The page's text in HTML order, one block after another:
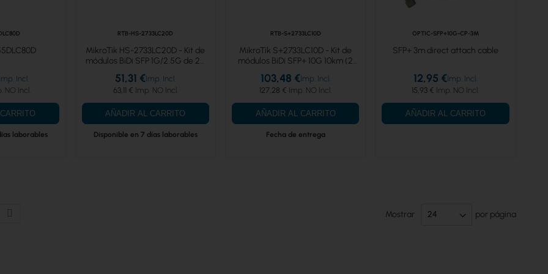
laborables
RTB-HS-2733LC20D
MikroTik HS-2733LC20D - Kit de
módulos BiDi SFP 1G/2.5G de 20
Disponible en 7 días laborables
63,11 €
51,31 €
AÑADIR AL CARRITO
RTB-S+2733LC10D
MikroTik S+2733LC10D - Kit de
módulos BiDi SFP+ 10G 10km (2
Fecha de entrega
127,28 €
103,48 €
AÑADIR AL CARRITO
OPTIC-SFP+10G-CP-3M
SFP+ 3m direct attach cable
15,93 €
12,95 €
AÑADIR AL CARRITO
Mostrar por página